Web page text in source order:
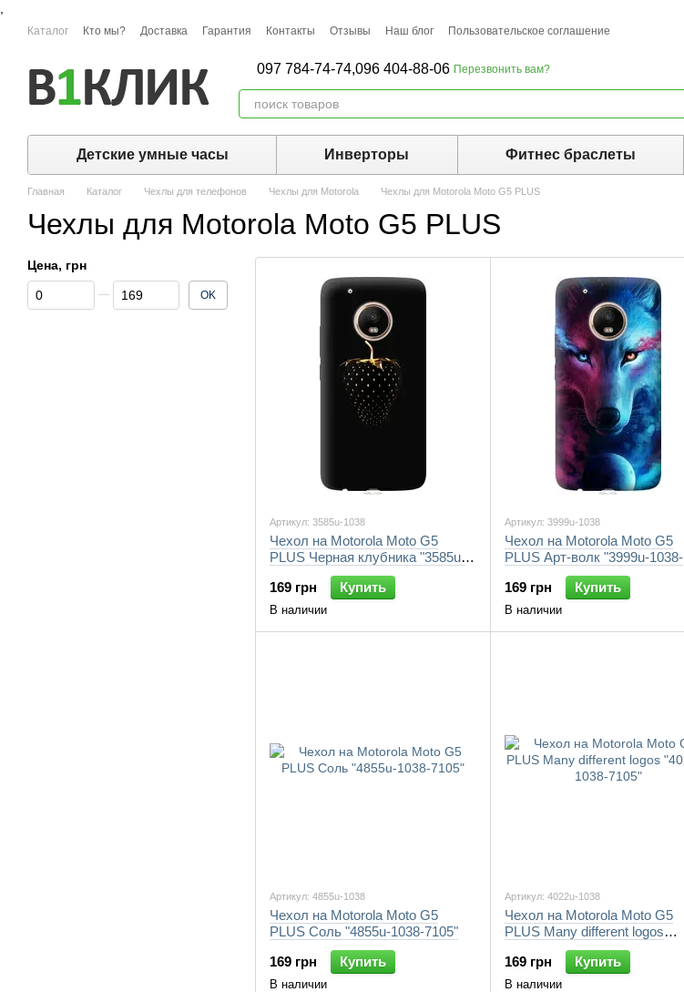
Перейти к основному контенту
Каталог Кто мы? Доставка Гарантия Контакты Отзывы Наш блог Пользовательское соглашение
097 784-74-74,096 404-88-06 Перезвонить вам?
Детские умные часы Инверторы Фитнес браслеты
Главная Каталог Чехлы для телефонов Чехлы для Motorola Чехлы для Motorola Moto G5 PLUS
Чехлы для Motorola Moto G5 PLUS
Артикул: 3585u-1038
Чехол на Motorola Moto G5
PLUS Черная клубника "3585u-
1038-7105"
169 грн
Купить
В наличии
Артикул: 3999u-1038
Чехол на Motorola Moto G5
PLUS Арт-волк "3999u-1038-
169 грн
Купить
В наличии
Артикул: 4855u-1038
Чехол на Motorola Moto G5
PLUS Соль "4855u-1038-7105"
169 грн
Купить
В наличии
Артикул: 4022u-1038
Чехол на Motorola Moto G5
PLUS Many different logos
"4022u-1038-7105"
169 грн
Купить
В наличии
Цена, грн
От Цена, грн
До Цена, грн OK